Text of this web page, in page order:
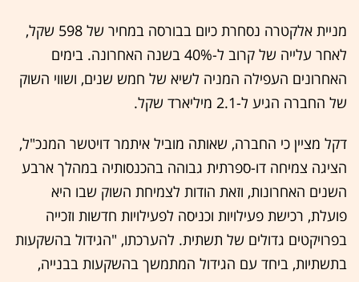
מניית אלקטרה נסחרת כיום בבורסה במחיר של 598 שקל,
לאחר עלייה של קרוב ל-40% בשנה האחרונה. בימים
האחרונים העפילה המניה לשיא של חמש שנים, ושווי השוק
של החברה הגיע ל-2.1 מיליארד שקל.
דקל מציין כי החברה, שאותה מוביל איתמר דויטשר המנכ"ל,
הציגה צמיחה דו-ספרתית גבוהה בהכנסותיה במהלך ארבע
השנים האחרונות, וזאת הודות לצמיחת השוק שבו היא
פועלת, רכישת פעילויות וכניסה לפעילויות חדשות וזכייה
בפרויקטים גדולים של תשתית. להערכתו, "הגידול בהשקעות
בתשתיות, ביחד עם הגידול המתמשך בהשקעות בבנייה,